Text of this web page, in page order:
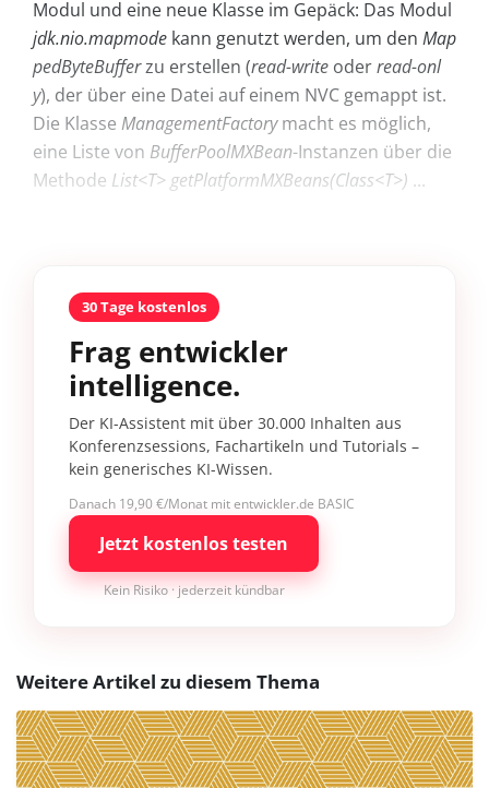
Modul und eine neue Klasse im Gepäck: Das Modul
jdk.nio.mapmode kann genutzt werden, um den Map
pedByteBufferzu erstellen (read-write oderread-onl
y), der über eine Datei auf einem NVC gemappt ist.
Die Klasse ManagementFactorymacht es möglich,
eine Liste von BufferPoolMXBean-Instanzen über die
Methode List<T> getPlatformMXBeans(Class<T>) ...
30 Tage kostenlos
Frag entwickler
intelligence.
Der KI-Assistent mit über 30.000 Inhalten aus
Konferenzsessions, Fachartikeln und Tutorials –
kein generisches KI-Wissen.
Danach 19,90 €/Monat mit entwickler.de BASIC
Jetzt kostenlos testen
Kein Risiko · jederzeit kündbar
Weitere Artikel zu diesem Thema